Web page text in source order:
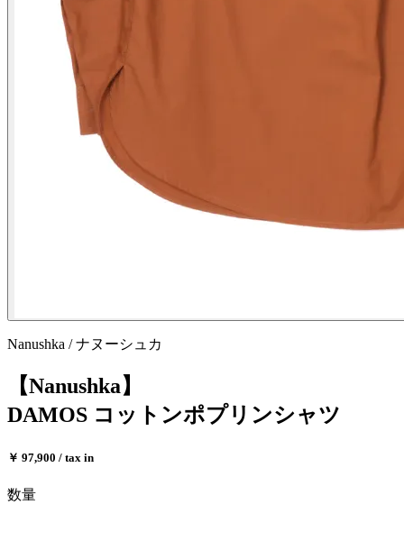
Nanushka / ナヌーシュカ
【Nanushka】
DAMOS コットンポプリンシャツ
￥ 97,900 / tax in
数量